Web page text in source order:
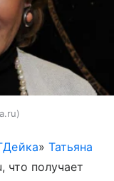
» Татьяна
что получает